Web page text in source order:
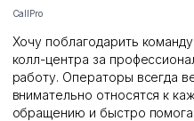
CallPro
Хочу поблагодарить
колл-центра за
работу. Операторы всегда
внимательно относятся к
обращению и быстро